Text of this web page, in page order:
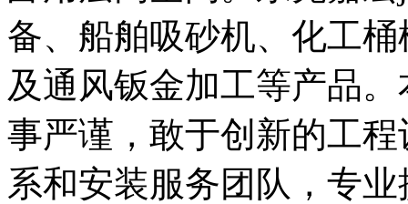
备、船舶吸砂机、化工
及通风钣金加工等产品
事严谨，敢于创新的工
系和安装服务团队，专